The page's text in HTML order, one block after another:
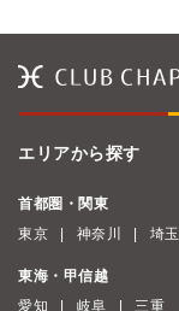
エリアから探す
首都圏・関東
東京
神奈川 埼玉
東海・甲信越
愛知
岐阜 三重